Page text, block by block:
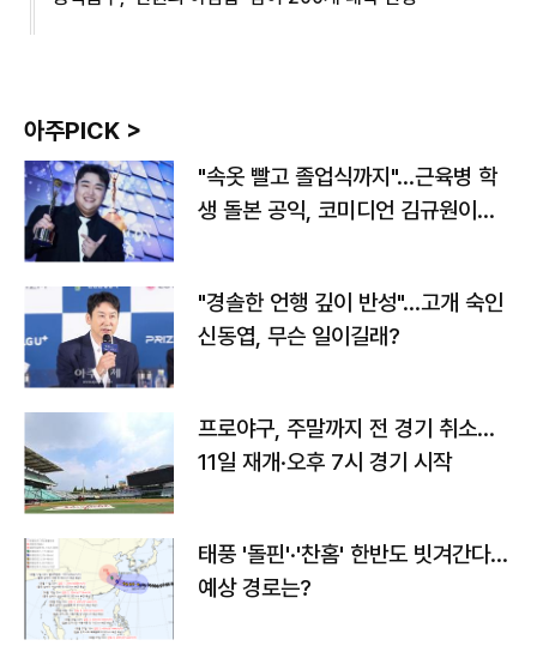
아주PICK >
"속옷 빨고 졸업식까지"…근육병 학
생 돌본 공익, 코미디언 김규원이었
"경솔한 언행 깊이 반성"…고개 숙인
신동엽, 무슨 일이길래?
프로야구, 주말까지 전 경기 취소…
11일 재개·오후 7시 경기 시작
태풍 '돌핀'·'찬홈' 한반도 빗겨간다…
예상 경로는?